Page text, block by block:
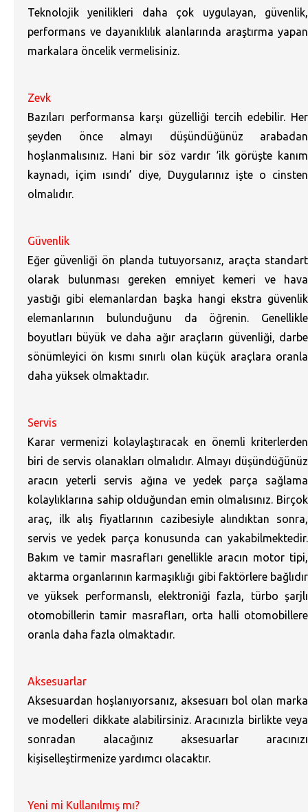
Teknolojik yenilikleri daha çok uygulayan, güvenlik,
performans ve dayanıklılık alanlarında araştırma yapan
markalara öncelik vermelisiniz.
Zevk
Bazıları performansa karşı güzelliği tercih edebilir. Her
şeyden önce almayı düşündüğünüz arabadan
hoşlanmalısınız. Hani bir söz vardır ‘ilk görüşte kanım
kaynadı, içim ısındı’ diye, Duygularınız işte o cinsten
olmalıdır.
Güvenlik
Eğer güvenliği ön planda tutuyorsanız, araçta standart
olarak bulunması gereken emniyet kemeri ve hava
yastığı gibi elemanlardan başka hangi ekstra güvenlik
elemanlarının bulunduğunu da öğrenin. Genellikle
boyutları büyük ve daha ağır araçların güvenliği, darbe
sönümleyici ön kısmı sınırlı olan küçük araçlara oranla
daha yüksek olmaktadır.
Servis
Karar vermenizi kolaylaştıracak en önemli kriterlerden
biri de servis olanakları olmalıdır. Almayı düşündüğünüz
aracın yeterli servis ağına ve yedek parça sağlama
kolaylıklarına sahip olduğundan emin olmalısınız. Birçok
araç, ilk alış fiyatlarının cazibesiyle alındıktan sonra,
servis ve yedek parça konusunda can yakabilmektedir.
Bakım ve tamir masrafları genellikle aracın motor tipi,
aktarma organlarının karmaşıklığı gibi faktörlere bağlıdır
ve yüksek performanslı, elektroniği fazla, türbo şarjlı
otomobillerin tamir masrafları, orta halli otomobillere
oranla daha fazla olmaktadır.
Aksesuarlar
Aksesuardan hoşlanıyorsanız, aksesuarı bol olan marka
ve modelleri dikkate alabilirsiniz. Aracınızla birlikte veya
sonradan alacağınız aksesuarlar aracınızı
kişiselleştirmenize yardımcı olacaktır.
Yeni mi Kullanılmış mı?